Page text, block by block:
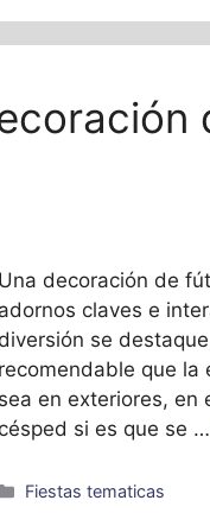
decoración de
claves e
se
que la
en exteriores, en
si es que se …
Categorías
Fiestas tematicas